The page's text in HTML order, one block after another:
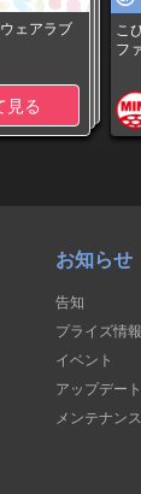
ェアラブ
見る
こ
フ
お知らせ
告知
プライズ情報
イベント
アップデート
メンテナンス